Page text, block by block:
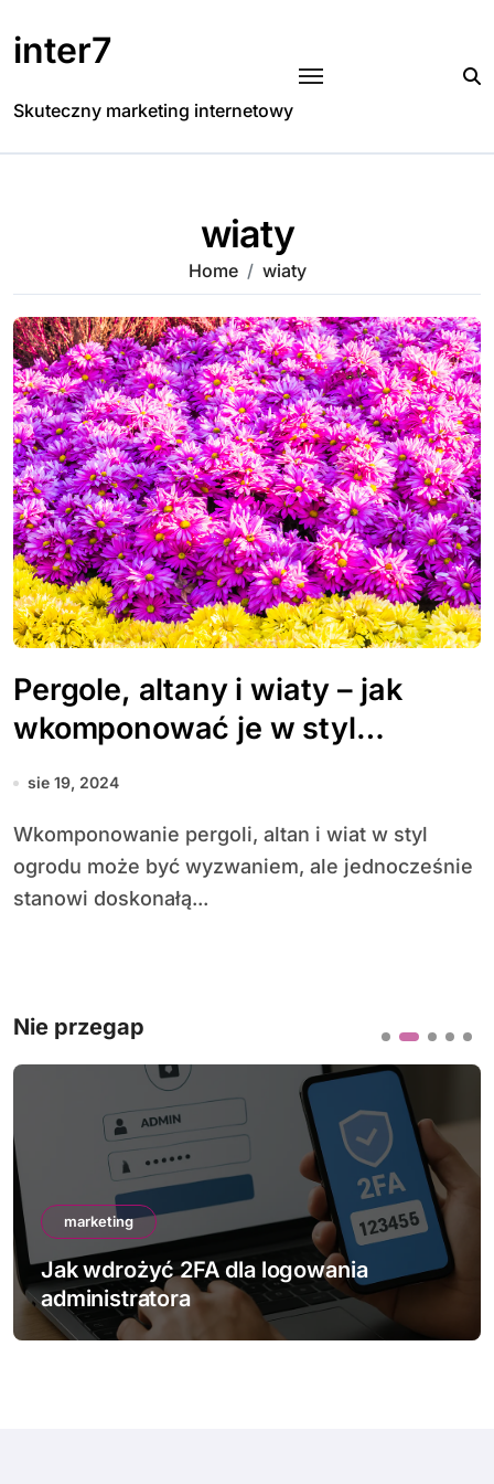
to
content
inter7
Skuteczny marketing internetowy
wiaty
Home wiaty
Pergole, altany i wiaty – jak
wkomponować je w styl
ogrodu?
sie 19, 2024
Wkomponowanie pergoli, altan i wiat w styl
ogrodu może być wyzwaniem, ale jednocześnie
stanowi doskonałą...
Nie przegap
marketing
Jak wdrożyć 2FA dla logowania
administratora